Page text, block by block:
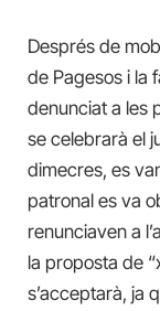
Després de
de Pagesos i la
denunciat a les
se celebrarà el
dimecres, es
patronal es va
renunciaven a
la proposta de
s’acceptarà, ja